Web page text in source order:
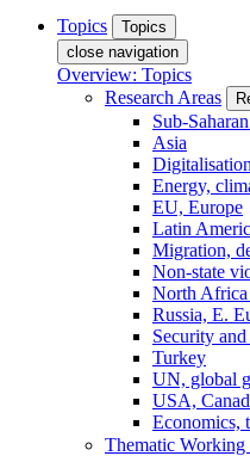
Topics
Topics
close navigation
Overview: Topics
Research Areas
Sub-
Asia
Energy,
EU, Europe
Latin
Migration,
Non-state
North Africa
Russia, E.
Security
Turkey
UN, global
USA,
Economics,
Thematic Working